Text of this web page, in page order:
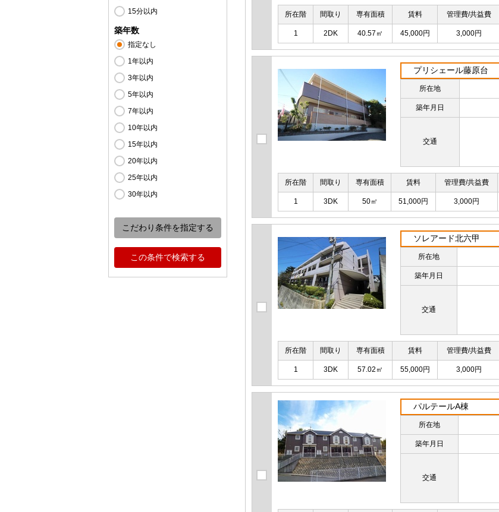
所在階 間取り 専有面積 賃料 管理費/共益費
1 2DK 40.57㎡ 45,000円 3,000円
プリシェール藤原台
所在地
築年月日
交通
所在階 間取り 専有面積 賃料 管理費/共益費
1 3DK 50㎡ 51,000円 3,000円
ソレアード北六甲
所在地
築年月日
交通
所在階 間取り 専有面積 賃料 管理費/共益費
1 3DK 57.02㎡ 55,000円 3,000円
パルテールA棟
所在地
築年月日
交通
15分以内
築年数
指定なし
1年以内
3年以内
5年以内
7年以内
10年以内
15年以内
20年以内
25年以内
30年以内
こだわり条件を指定する